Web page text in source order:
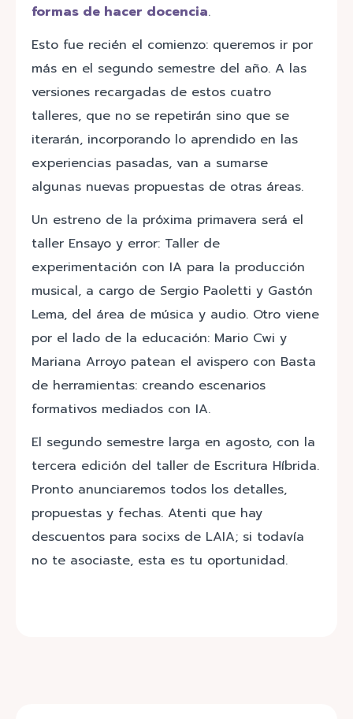
formas de hacer docencia.
Esto fue recién el comienzo: queremos ir por
más en el segundo semestre del año. A las
versiones recargadas de estos cuatro
talleres, que no se repetirán sino que se
iterarán, incorporando lo aprendido en las
experiencias pasadas, van a sumarse
algunas nuevas propuestas de otras áreas.
Un estreno de la próxima primavera será el
taller Ensayo y error: Taller de
experimentación con IA para la producción
musical, a cargo de Sergio Paoletti y Gastón
Lema, del área de música y audio. Otro viene
por el lado de la educación: Mario Cwi y
Mariana Arroyo patean el avispero con Basta
de herramientas: creando escenarios
formativos mediados con IA.
El segundo semestre larga en agosto, con la
tercera edición del taller de Escritura Híbrida.
Pronto anunciaremos todos los detalles,
propuestas y fechas. Atenti que hay
descuentos para socixs de LAIA; si todavía
no te asociaste, esta es tu oportunidad.